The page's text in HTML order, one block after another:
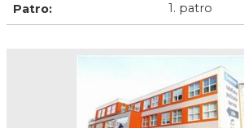
Patro: 1. patro